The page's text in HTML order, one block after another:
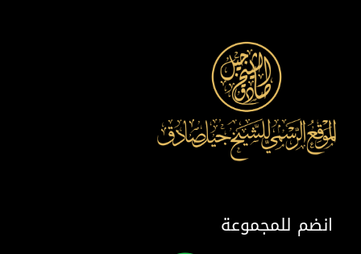
انضم للمجموعة